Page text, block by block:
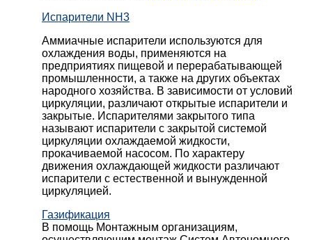
Испарители NH3
Аммиачные испарители используются для
охлаждения воды, применяются на
предприятиях пищевой и перерабатывающей
промышленности, а также на других объектах
народного хозяйства. В зависимости от условий
циркуляции, различают открытые испарители и
закрытые. Испарителями закрытого типа
называют испарители с закрытой системой
циркуляции охлаждаемой жидкости,
прокачиваемой насосом. По характеру
движения охлаждающей жидкости различают
испарители с естественной и вынужденной
циркуляцией.
Газификация
В помощь Монтажным организациям,